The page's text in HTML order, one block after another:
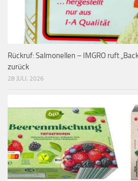
Rückruf: Salmonellen – IMGRO ruft
zurück
28 JULI, 2026